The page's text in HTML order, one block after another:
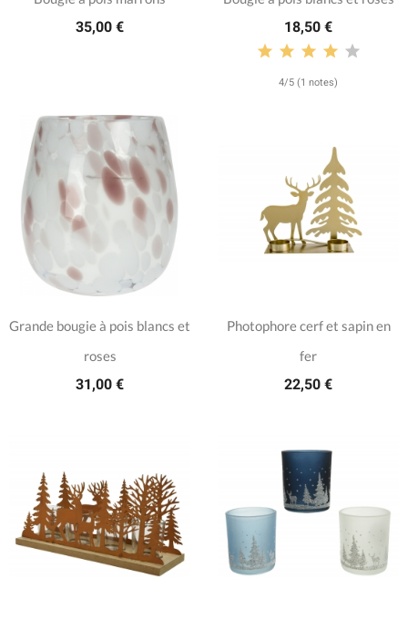
35,00 € 18,50 €
4/5 (1 notes)
Grande bougie à pois blancs et
roses
31,00 €
Photophore cerf et sapin en
fer
22,50 €